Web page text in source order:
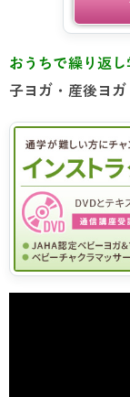
おうちで繰り返
子ヨガ・産後ヨ